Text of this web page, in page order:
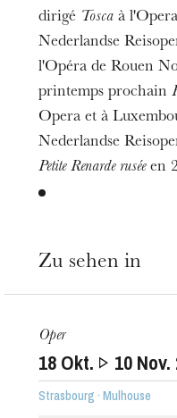
Die
dirigé Tosca à
Nederlandse
l'Opéra de Rouen
printemps prochain
Opera et à
Nederlandse
Petite Renarde ruséeen
Zu sehen in
Oper
18 Okt. 10 Nov.
Strasbourg · Mulhouse